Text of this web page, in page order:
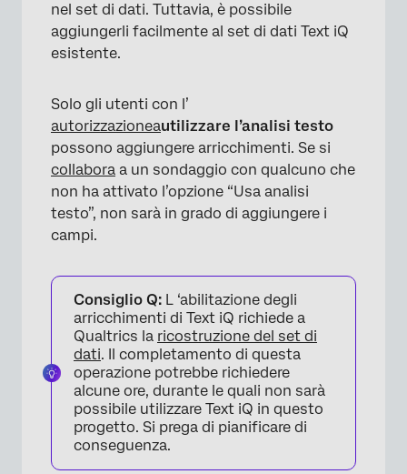
nel set di dati. Tuttavia, è possibile
aggiungerli facilmente al set di dati Text iQ
esistente.
Solo gli utenti con l’
autorizzazioneautilizzare l’analisi testo
possono aggiungere arricchimenti. Se si
collabora a un sondaggio con qualcuno che
non ha attivato l’opzione “Usa analisi
testo”, non sarà in grado di aggiungere i
campi.
Consiglio Q: L ‘abilitazione degli
arricchimenti di Text iQ richiede a
Qualtrics la ricostruzione del set di
dati. Il completamento di questa
operazione potrebbe richiedere
alcune ore, durante le quali non sarà
possibile utilizzare Text iQ in questo
progetto. Si prega di pianificare di
conseguenza.